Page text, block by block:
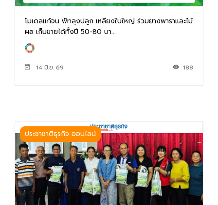
โมเดลแก้จน พัทลุงปลูก เหลียงใบใหญ่ ร่วมยางพาราและไม้
ผล เก็บขายได้ทั้งปี 50-80 บา...
14 มิ.ย. 69 188
ประชาชาติธุรกิจ ออนไลน์